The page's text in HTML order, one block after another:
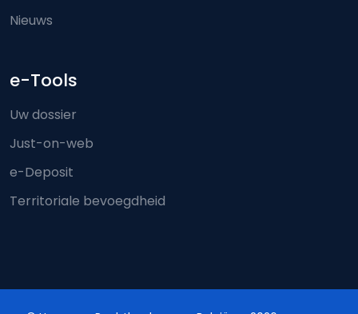
Nieuws
e-Tools
Uw dossier
Just-on-web
e-Deposit
Territoriale bevoegdheid